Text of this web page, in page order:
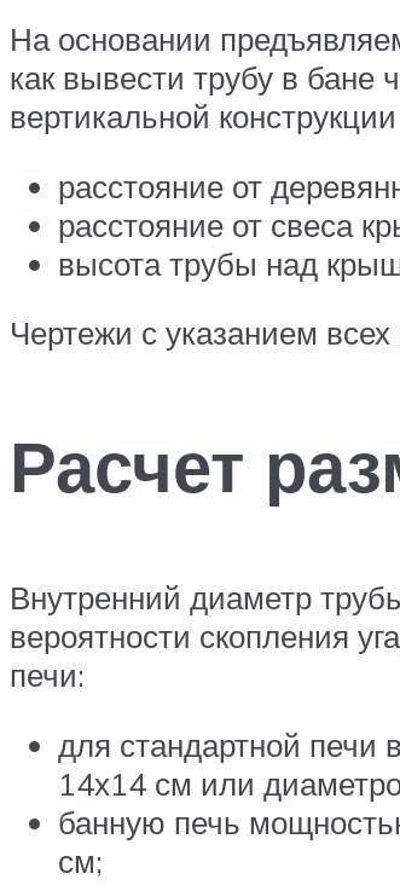
На основании
как вывести трубу в бане
вертикальной
расстояние от
расстояние от свеса
высота трубы над
Чертежи с указанием
Расчет
Внутренний диаметр
вероятности скопления
печи:
для стандартной печи
14х14 см или
банную печь
см;